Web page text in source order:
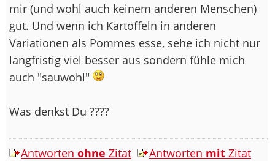
mir (und wohl auch keinem anderen Menschen)
gut. Und wenn ich Kartoffeln in anderen
Variationen als Pommes esse, sehe ich nicht nur
langfristig viel besser aus sondern fühle mich
auch "sauwohl"
Was denkst Du ????
Antworten ohne Zitat Antworten mit Zitat